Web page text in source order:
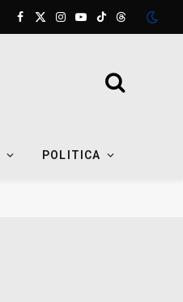
13 Ago 31°C
Facebook
X
Instagram
YouTube
TikTokThreads
POLITICA